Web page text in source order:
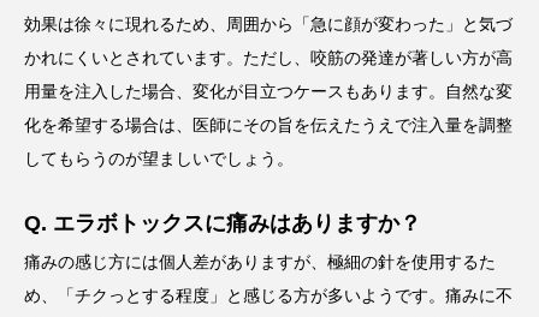
効果は徐々に現れるため、周囲から「急に顔が変わった」と気づ
かれにくいとされています。ただし、咬筋の発達が著しい方が高
用量を注入した場合、変化が目立つケースもあります。自然な変
化を希望する場合は、医師にその旨を伝えたうえで注入量を調整
してもらうのが望ましいでしょう。
Q. エラボトックスに痛みはありますか？
痛みの感じ方には個人差がありますが、極細の針を使用するた
め、「チクっとする程度」と感じる方が多いようです。痛みに不